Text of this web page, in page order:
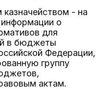
- на
о
для
в бюджеты
Федерации,
группу
актам.